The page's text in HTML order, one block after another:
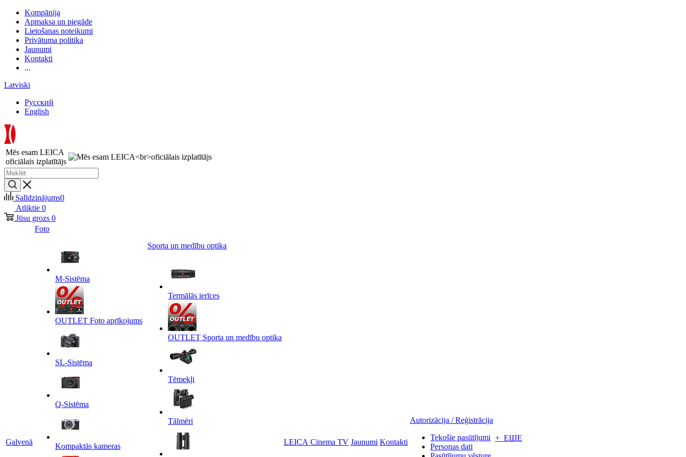
Kompānija
Apmaksa un piegāde
Lietošanas noteikumi
Privātuma politika
Jaunumi
Kontakti
...
Latviski
Русский
English
Mēs esam LEICA
oficiālais izplatītājs
Salīdzinājums0
Atliktie 0
Jūsu grozs 0
Galvenā
Foto
M-Sistēma
OUTLET Foto aprīkojums
SL-Sistēma
Q-Sistēma
Kompaktās kameras
Sporta un medību optika
Termālās ierīces
OUTLET Sporta un medību optika
Tēmekļi
Tālmēri
LEICA Cinema TV Jaunumi Kontakti
Autorizācija / Reģistrācija
Tekošie pasūtījumi
Personas dati
+ ЕЩЕ